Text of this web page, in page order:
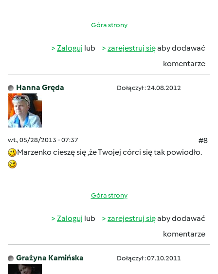
Góra strony
Zaloguj lub zarejestruj sięaby dodawać
komentarze
Hanna Gręda Dołączył : 24.08.2012
wt., 05/28/2013 - 07:37
#8
Marzenko cieszę się ,że Twojej córci się tak powiodło.
Góra strony
Zaloguj lub zarejestruj sięaby dodawać
komentarze
Grażyna Kamińska Dołączył : 07.10.2011